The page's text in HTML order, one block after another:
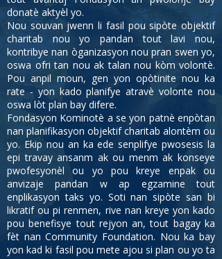
donatè aktyèl yo.
Nou souvan jwenn li fasil pou sipòte objektif
charitab nou yo pandan tout lavi nou,
kontribye nan òganizasyon nou pran swen yo,
oswa ofri tan nou ak talan nou kòm volontè.
Pou anpil moun, gen yon opòtinite nou ka
rate - yon kado planifye atravè volonte nou
oswa lòt plan bay difere.
Fondasyon Kominotè a se yon patnè enpòtan
nan planifikasyon objektif charitab alontèm ou
yo. Ekip nou an ka ede senplifye pwosesis la
epi travay ansanm ak ou menm ak konseye
pwofesyonèl ou yo pou kreye enpak ou
anvizaje pandan w ap egzamine tout
enplikasyon taks yo. Soti nan sipòte san bi
likratif ou pi renmen, rive nan kreye yon kado
pou benefisye tout rejyon an, tout bagay ka
fèt nan Community Foundation. Nou ka bay
yon kad ki fasil pou mete ajou si plan ou yo ta